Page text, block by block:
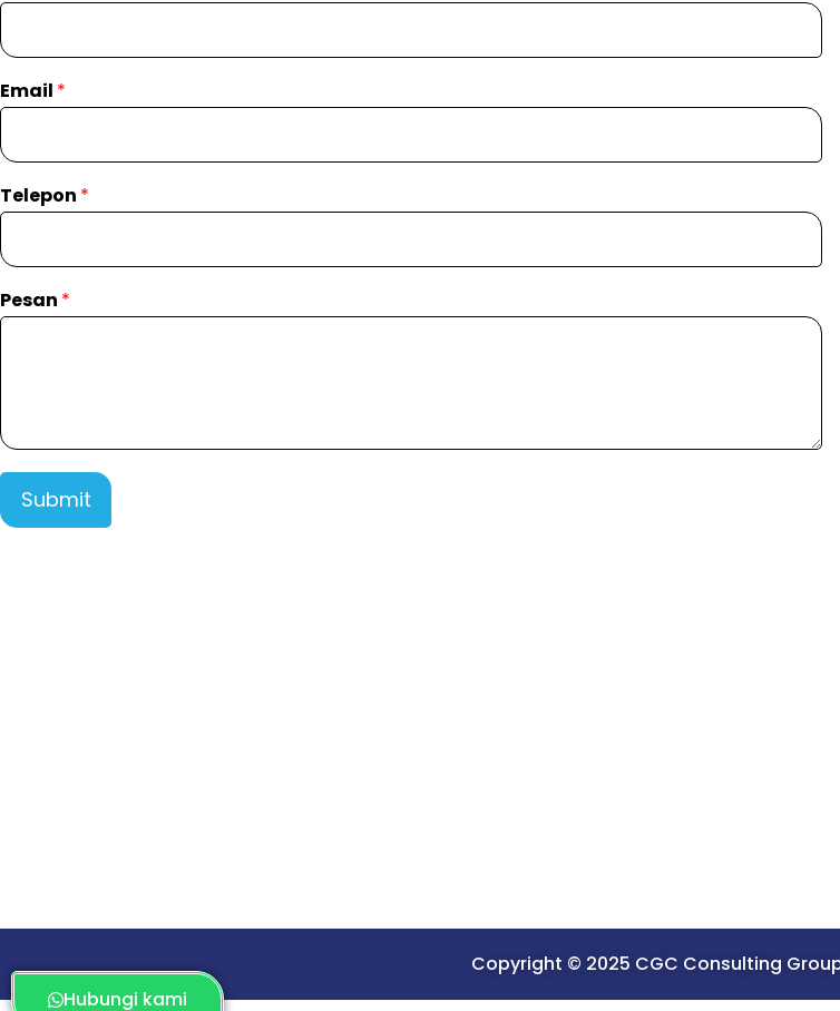
Hubungi kami
Email *
Telepon *
Pesan *
Submit
Copyright © 2025 CGC Consulting Group